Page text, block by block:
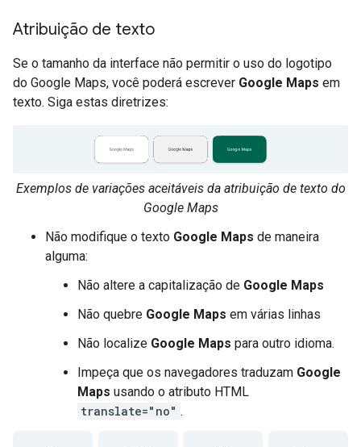
Atribuição de texto
Se o tamanho da interface não permitir o uso do logotipo
do Google Maps, você poderá escrever Google Maps em
texto. Siga estas diretrizes:
Exemplos de variações aceitáveis da atribuição de texto do
Google Maps
Não modifique o texto Google Maps de maneira
alguma:
Não altere a capitalização de Google Maps
Não quebre Google Maps em várias linhas
Não localize Google Maps para outro idioma.
Impeça que os navegadores traduzam Google
Maps usando o atributo HTML
translate="no" .